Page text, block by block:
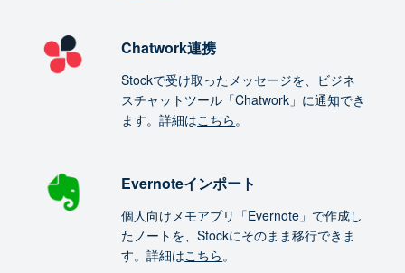
Chatwork連携
Stockで受け取ったメッセージを、ビジネ
スチャットツール「Chatwork」に通知でき
ます。詳細はこちら。
Evernoteインポート
個人向けメモアプリ「Evernote」で作成し
たノートを、Stockにそのまま移行できま
す。詳細はこちら。